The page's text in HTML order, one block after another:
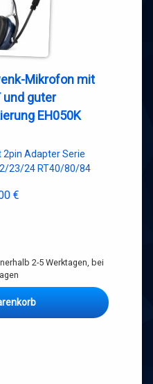
Mikrofon mit
und guter
EH050K
Adapter Serie
23/24 RT40/80/84
€
2-5 Werktagen, bei